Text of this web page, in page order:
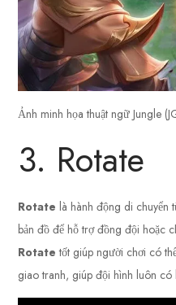
Ảnh minh họa thuật ngữ Jungle
3. Rotate
Rotate là hành động di chuyển
bản đồ để hỗ trợ đồng đội hoặc
Rotate tốt giúp người chơi có
giao tranh, giúp đội hình luôn có